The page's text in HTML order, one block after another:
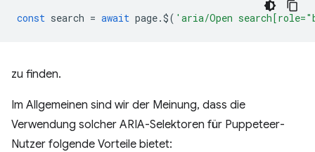
const search = await page.$( 'aria/Open
zu finden.
Im Allgemeinen sind wir der Meinung, dass die
Verwendung solcher ARIA-Selektoren für Puppeteer-
Nutzer folgende Vorteile bietet: